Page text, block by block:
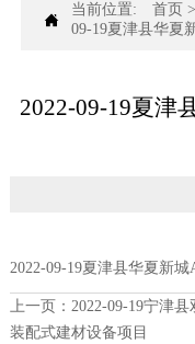

当前位置: 首页 >
09-19夏津县华夏
2022-09-19夏津
2022-09-19夏津县华夏
上一页： 2022-09-19宁津
装配式建材设备项目